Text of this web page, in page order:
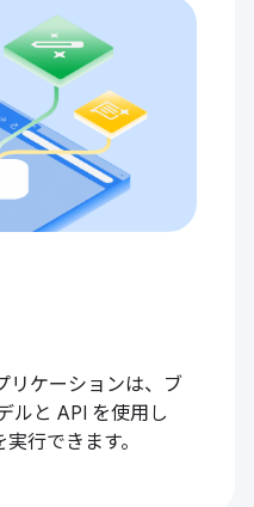
リケーションは、ブ
ルと API を使用し
行できます。